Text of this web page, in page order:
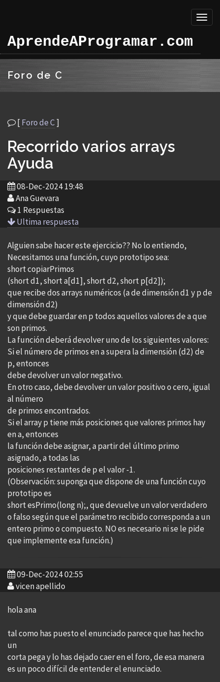
AprendeAProgramar.com
Foro de C
[Foro de C]
Recorrido varios arrays
Ayuda
08-Dec-2024 19:48
Ana Guevara
1 Respuestas
Ultima respuesta
Alguien sabe hacer este ejercicio?? No lo entiendo,
Necesitamos una función, cuyo prototipo sea:
short copiarPrimos
(short d1, short a[d1], short d2, short p[d2]);
que recibe dos arrays numéricos (a de dimensión d1 y p de
dimensión d2)
y que debe guardar en p todos aquellos valores de a que
son primos.
La función deberá devolver uno de los siguientes valores:
Si el número de primos en a supera la dimensión (d2) de
p, entonces
debe devolver un valor negativo.
En otro caso, debe devolver un valor positivo o cero, igual
al número
de primos encontrados.
Si el array p tiene más posiciones que valores primos hay
en a, entonces
la función debe asignar, a partir del último primo
asignado, a todas las
posiciones restantes de p el valor -1.
(Observación: suponga que dispone de una función cuyo
prototipo es
short esPrimo(long n);, que devuelve un valor verdadero
o falso según que el parámetro recibido corresponda a un
entero primo o compuesto. NO es necesario ni se le pide
que implemente esa función.)
09-Dec-2024 02:55
vicen apellido
hola ana
tal como has puesto el enunciado parece que has hecho
un
corta pega y lo has dejado caer en el foro, de esa manera
es un poco difícil de entender el enunciado.